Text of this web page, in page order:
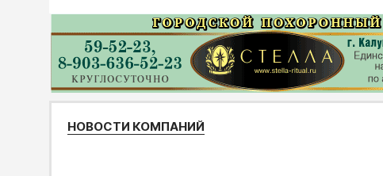
НОВОСТИ КОМПАНИЙ